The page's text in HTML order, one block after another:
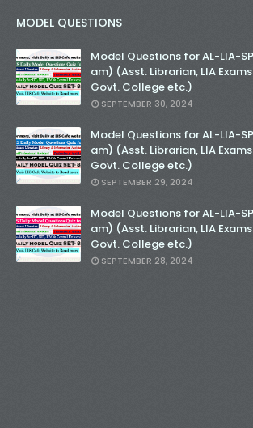
MODEL QUESTIONS
Model Questions for AL-LIA-
am) (Asst. Librarian, LIA
Govt. College etc.)
SEPTEMBER 30, 2024
Model Questions for AL-LIA-
am) (Asst. Librarian, LIA
Govt. College etc.)
SEPTEMBER 29, 2024
Model Questions for AL-LIA-
am) (Asst. Librarian, LIA
Govt. College etc.)
SEPTEMBER 28, 2024